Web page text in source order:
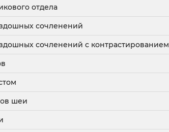
отдела
сочленений
сочленений с контрастированием
шеи